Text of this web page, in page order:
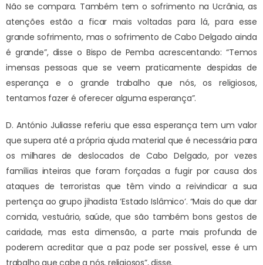
Não se compara. Também tem o sofrimento na Ucrânia, as
atenções estão a ficar mais voltadas para lá, para esse
grande sofrimento, mas o sofrimento de Cabo Delgado ainda
é grande”, disse o Bispo de Pemba acrescentando: “Temos
imensas pessoas que se veem praticamente despidas de
esperança e o grande trabalho que nós, os religiosos,
tentamos fazer é oferecer alguma esperança”.
D. António Juliasse referiu que essa esperança tem um valor
que supera até a própria ajuda material que é necessária para
os milhares de deslocados de Cabo Delgado, por vezes
famílias inteiras que foram forçadas a fugir por causa dos
ataques de terroristas que têm vindo a reivindicar a sua
pertença ao grupo jihadista ‘Estado Islâmico’. “Mais do que dar
comida, vestuário, saúde, que são também bons gestos de
caridade, mas esta dimensão, a parte mais profunda de
poderem acreditar que a paz pode ser possível, esse é um